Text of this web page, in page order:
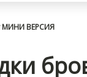
МИНИ ВЕРСИЯ